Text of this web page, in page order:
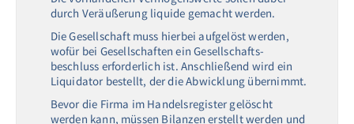
durch Veräußerung liquide gemacht werden.
Die Gesellschaft muss hierbei aufgelöst werden,
wofür bei Gesellschaften ein Gesellschafts-
beschluss erforderlich ist. Anschließend wird ein
Liquidator bestellt, der die Abwicklung übernimmt.
Bevor die Firma im Handelsregister gelöscht
werden kann, müssen Bilanzen erstellt werden und